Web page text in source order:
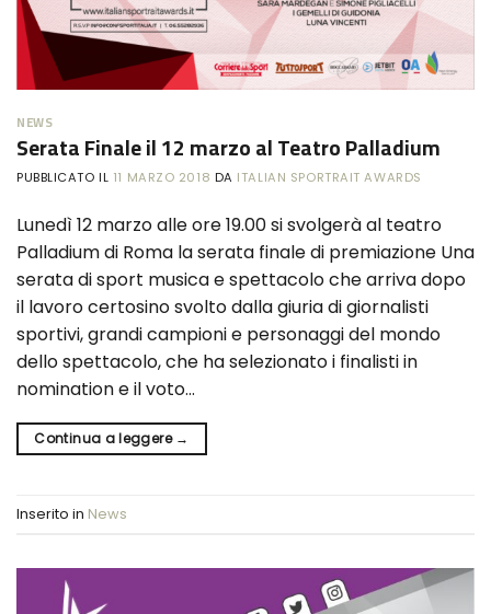
NEWS
Serata Finale il 12 marzo al Teatro Palladium
PUBBLICATO IL 11 MARZO 2018 DA ITALIAN SPORTRAIT AWARDS
Lunedì 12 marzo alle ore 19.00 si svolgerà al teatro
Palladium di Roma la serata finale di premiazione Una
serata di sport musica e spettacolo che arriva dopo
il lavoro certosino svolto dalla giuria di giornalisti
sportivi, grandi campioni e personaggi del mondo
dello spettacolo, che ha selezionato i finalisti in
nomination e il voto…
Continua a leggere →
Inserito in News